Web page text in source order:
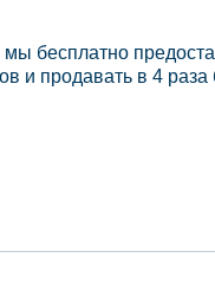
бесплатно
и продавать в 4 раза